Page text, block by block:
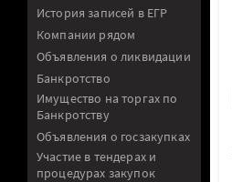
История записей в ЕГР
Компании рядом
Объявления о ликвидации
Банкротство
Имущество на торгах по
Банкротству
Объявления о госзакупках
Участие в тендерах и
процедурах закупок